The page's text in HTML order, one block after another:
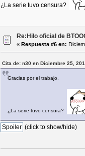
¿La serie tuvo censura?
Re:Hilo oficial de
« Respuesta #6 en:
Cita de: n30 en Diciembre 25,
Gracias por el trabajo.
¿La serie tuvo censura?
(click to show/hide)